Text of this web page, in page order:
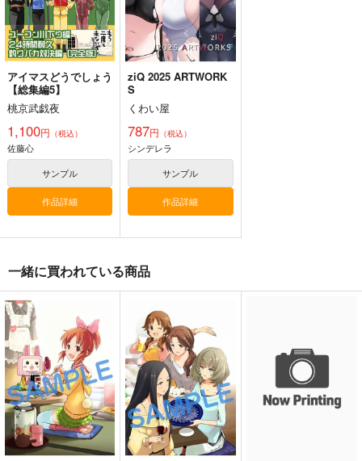
イヴ・サンタクロース
井村雪菜
サンプル
カート
佐藤心 安部菜々
サンプル
カート
アイマスどうでしょう
【総集編5】
桃京武戯夜
1,100円 （税込）
佐藤心
サンプル
作品詳細
ziQ 2025 ARTWORK
S
くわい屋
787円 （税込）
シンデレラ
サンプル
作品詳細
一緒に買われている商品